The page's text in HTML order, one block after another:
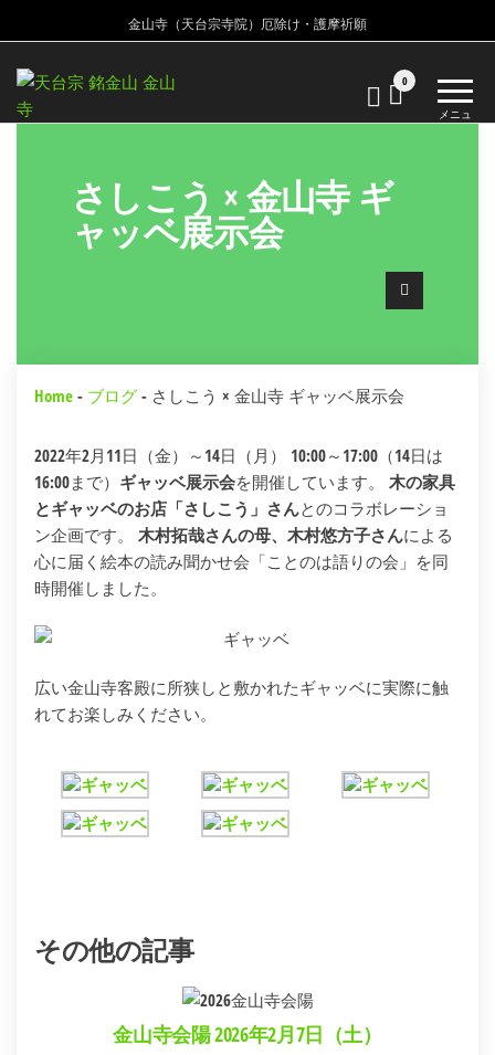
金山寺（天台宗寺院）厄除け・護摩祈願
山
寺
宗
寺
院
メニュ
ー
0
さしこう × 金山寺 ギ
ャッベ展示会
Home - ブログ - さしこう × 金山寺 ギャッベ展示会
2022年2月11日（金）～14日（月） 10:00～17:00（14日は
16:00まで） ギャッベ展示会を開催しています。 木の家具
とギャッベのお店「さしこう」さんとのコラボレーショ
ン企画です。 木村拓哉さんの母、木村悠方子さんによる
心に届く絵本の読み聞かせ会「ことのは語りの会」を同
時開催しました。
広い金山寺客殿に所狭しと敷かれたギャッベに実際に触
れてお楽しみください。
その他の記事
金山寺会陽 2026年2月7日（土）